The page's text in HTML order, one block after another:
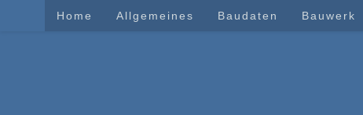
Home Allgemeines Baudaten Bauwerk